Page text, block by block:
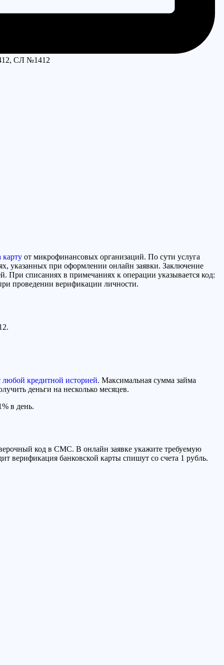
СЛ №1412
от микрофинансовых организаций. По сути услуга
указанных при оформлении онлайн заявки. Заключение
. При списаниях в примечаниях к операции указывается код:
проведении верификации личности.
любой кредитной историей. Максимальная сумма займа
деньги на несколько месяцев.
в день.
код в СМС. В онлайн заявке укажите требуемую
верификация банковской карты спишут со счета 1 рубль.